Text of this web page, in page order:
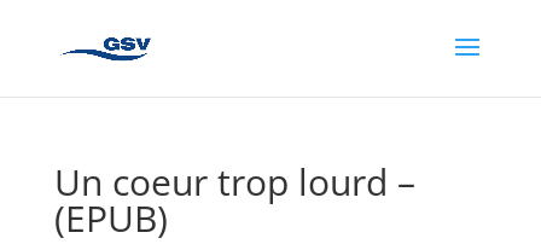
Un coeur trop lourd –
(EPUB)